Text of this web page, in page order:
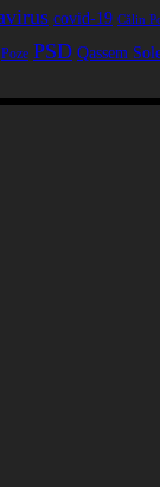
covid-19 Călin
Poze PSD Qassem